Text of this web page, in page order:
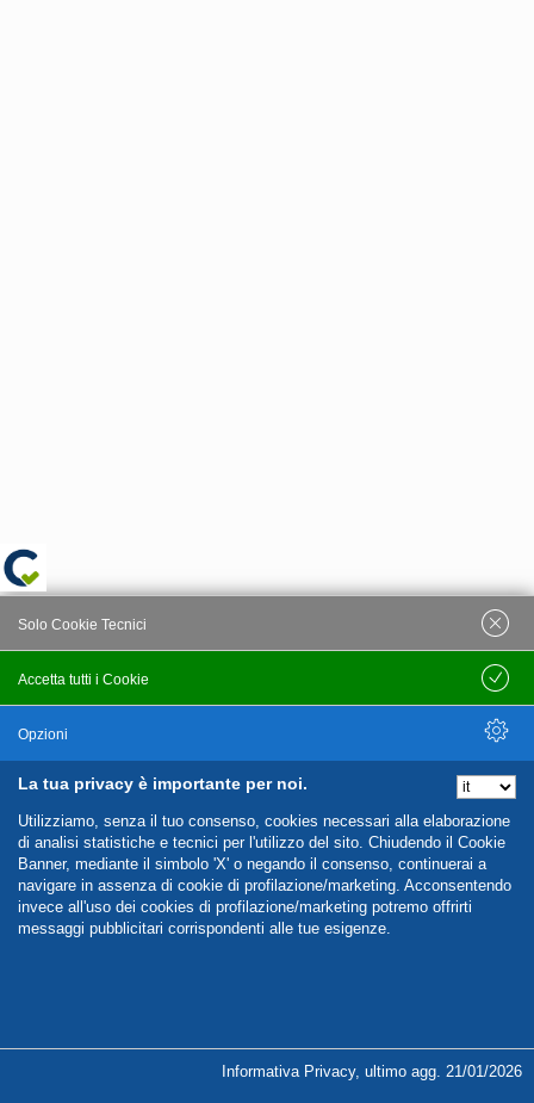
La tua privacy è importante per noi.
Utilizziamo, senza il tuo consenso, cookies necessari alla elaborazione
di analisi statistiche e tecnici per l'utilizzo del sito. Chiudendo il Cookie
Banner, mediante il simbolo 'X' o negando il consenso, continuerai a
navigare in assenza di cookie di profilazione/marketing. Acconsentendo
invece all'uso dei cookies di profilazione/marketing potremo offrirti
messaggi pubblicitari corrispondenti alle tue esigenze.
Accetta tutti i Cookie
Solo Cookie Tecnici
Salva
Opzioni
Nascondi Opzioni
Informativa Privacy, ultimo agg. 21/01/2026